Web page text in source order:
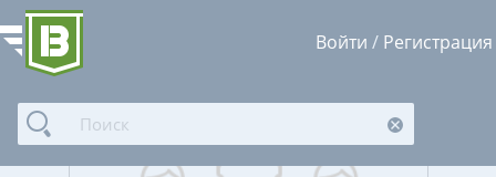
Войти / Регистрация